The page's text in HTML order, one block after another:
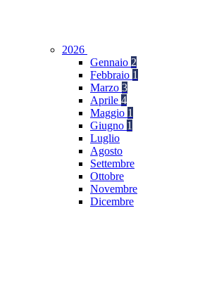
2026
Gennaio 2
Febbraio 1
Marzo 3
Aprile 4
Maggio 1
Giugno 1
Luglio
Agosto
Settembre
Ottobre
Novembre
Dicembre